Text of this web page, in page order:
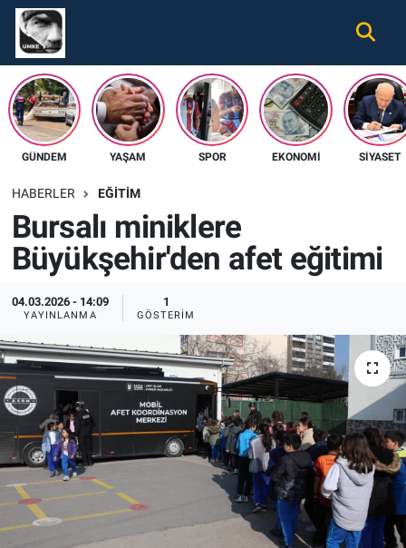
GÜNDEM YAŞAM SPOR EKONOMI SIYASET
HABERLER EĞITIM
Bursalı miniklere
Büyükşehir'den afet eğitimi
04.03.2026 - 14:09
YAYINLANMA
1
GÖSTERIM
Gündem
Ekonomi
Spor
Tüm Haberler
İletişim
Künye
Nöbetçi Eczaneler
Hava Durumu
Namaz Vakitleri
Süper Lig Puan Durumu ve Fikstür
Tüm Manşetler
Son Dakika Haberleri
Haber Arşivi